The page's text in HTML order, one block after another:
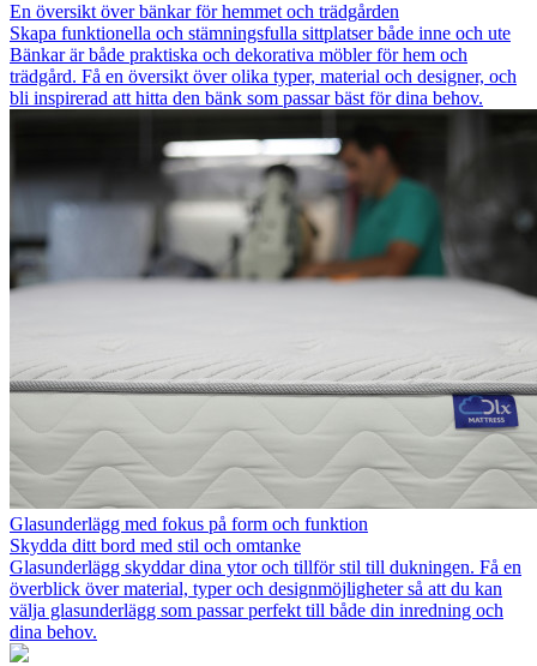
En översikt över bänkar för hemmet och trädgården
Skapa funktionella och stämningsfulla sittplatser både inne och ute
Bänkar är både praktiska och dekorativa möbler för hem och
trädgård. Få en översikt över olika typer, material och designer, och
bli inspirerad att hitta den bänk som passar bäst för dina behov.
Glasunderlägg med fokus på form och funktion
Skydda ditt bord med stil och omtanke
Glasunderlägg skyddar dina ytor och tillför stil till dukningen. Få en
överblick över material, typer och designmöjligheter så att du kan
välja glasunderlägg som passar perfekt till både din inredning och
dina behov.